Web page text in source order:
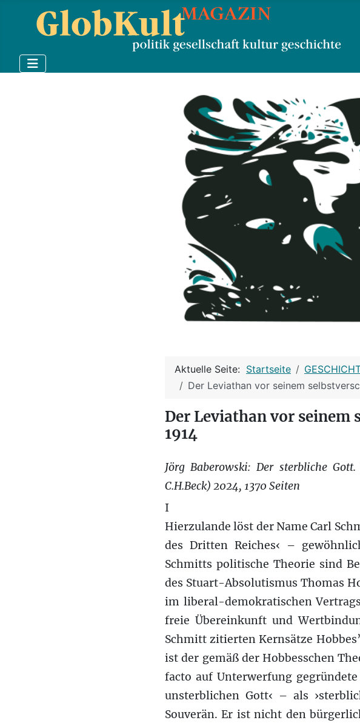
Aktuelle Seite: Startseite
Der Leviathan vor seinem
Der Leviathan vor seinem
1914
Jörg Baberowski: Der sterbliche
C.H.Beck) 2024, 1370 Seiten
I
Hierzulande löst der Name Carl
des Dritten Reiches‹ –
Schmitts politische Theorie sind
des Stuart-Absolutismus Thomas
im liberal-demokratischen
freie Übereinkunft und
Schmitt zitierten Kernsätze
ist der gemäß der Hobbesschen
facto auf Unterwerfung
unsterblichen Gott‹ – als
Souverän. Er ist nicht den